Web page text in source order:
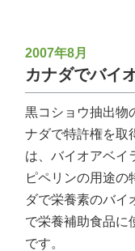
2007年8月
カナダでバイ
黒コショウ抽出物
ナダで特許権を取
は、バイオアベイ
ピペリンの用途
ダで栄養素のバイ
で栄養補助食品に
です。